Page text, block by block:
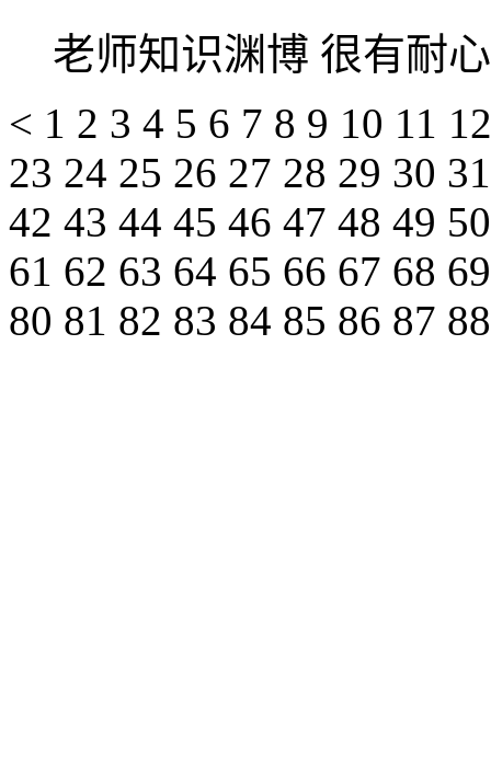
老师知识渊博 很有耐
< 1 2 3 4 5 6 7 8 9 10 11
23 24 25 26 27 28 29 30
42 43 44 45 46 47 48 49
61 62 63 64 65 66 67 68
80 81 82 83 84 85 86 87